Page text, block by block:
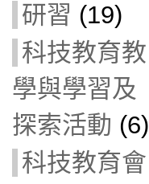
研習 (19)
科技教育教
學與學習及
探索活動 (6)
科技教育會